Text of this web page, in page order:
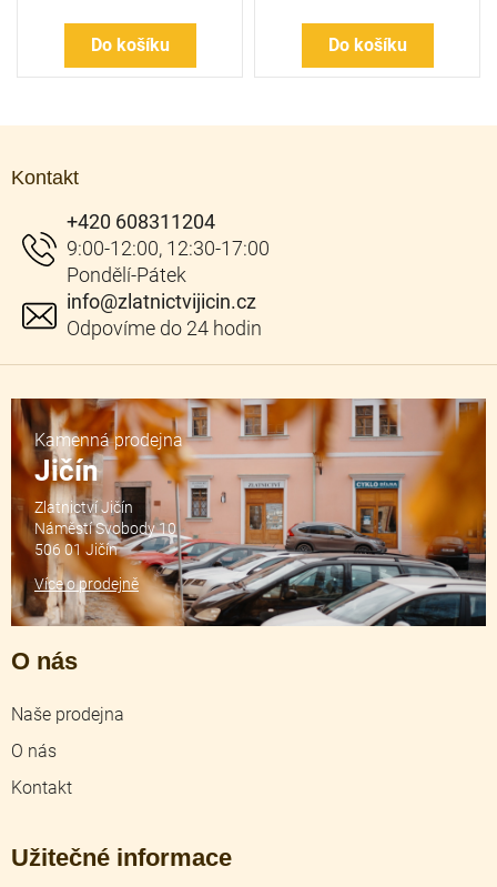
Do košíku Do košíku
Kontakt
info@zlatnictvijicin.cz
+420 608311204
O nás
Naše prodejna
O nás
Kontakt
Užitečné informace
Kamenná prodejna
Jičín
Zlatnictví Jičín
Náměstí Svobody 10
506 01 Jičín
Více o prodejně